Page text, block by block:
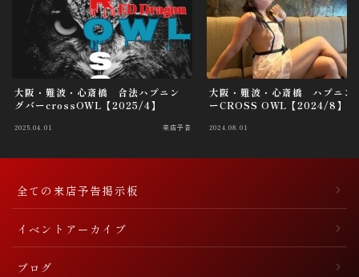
大阪・難波・心斎橋 合法ハプニン
グバーcrossOWL【2025/4】
2025.04.01 来店予告
大阪・難波・心斎橋 ハプニン
ーCROSS OWL【2024/8】
2024.08.01
全ての来店予告掲示板
イベントアーカイブ
ブログ